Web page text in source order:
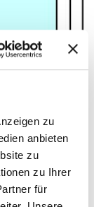
zu
anbieten
zu
zu Ihrer
für